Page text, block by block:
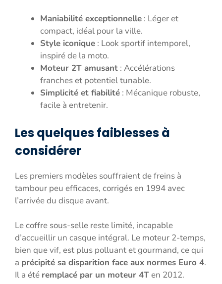
Maniabilité exceptionnelle : Léger et
compact, idéal pour la ville.
Style iconique : Look sportif intemporel,
inspiré de la moto.
Moteur 2T amusant : Accélérations
franches et potentiel tunable.
Simplicité et fiabilité : Mécanique robuste,
facile à entretenir.
Les quelques faiblesses à
considérer
Les premiers modèles souffraient de freins à
tambour peu efficaces, corrigés en 1994 avec
l’arrivée du disque avant.
Le coffre sous-selle reste limité, incapable
d’accueillir un casque intégral. Le moteur 2-temps,
bien que vif, est plus polluant et gourmand, ce qui
a précipité sa disparition face aux normes Euro 4.
Il a été remplacé par un moteur 4Ten 2012.